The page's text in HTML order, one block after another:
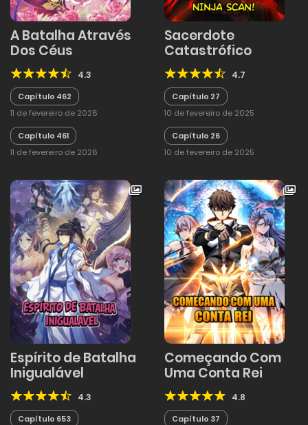
A Batalha Através
Dos Céus
4.3
Capítulo 462
11 de fevereiro de 2026
Capítulo 461
11 de fevereiro de 2026
Sacerdote
Catastrófico
4.7
Capítulo 27
10 de fevereiro de 2025
Capítulo 26
10 de fevereiro de 2025
Espírito de Batalha
Inigualável
4.3
Capítulo 653
Começando Com
Uma Conta Rei
4.8
Capítulo 37